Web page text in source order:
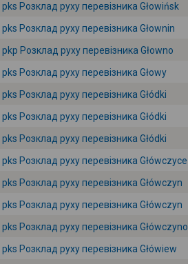
pks Розклад руху перевізника Głowińsk
pks Розклад руху перевізника Głownin
pkp Розклад руху перевізника Głowno
pks Розклад руху перевізника Głowy
pks Розклад руху перевізника Głódki
pks Розклад руху перевізника Głódki
pks Розклад руху перевізника Głódki
pks Розклад руху перевізника Główczyce
pks Розклад руху перевізника Główczyn
pks Розклад руху перевізника Główczyn
pks Розклад руху перевізника Główczyno
pks Розклад руху перевізника Główiew